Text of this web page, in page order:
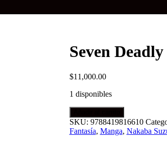
Seven
$11,000.00
1 disponibles
Seven
Deadly
Sins
SKU: 9788419816610
Fantasía, Manga, Nakaba